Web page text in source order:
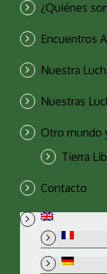
¿Quiénes
Encuentros
Nuestra
Nuestras
Otro mundo
Tierra
Contacto